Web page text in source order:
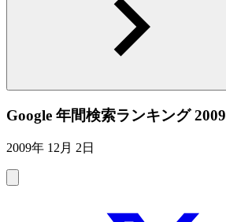
Google 年間検索ランキング 2009
2009年 12月 2日